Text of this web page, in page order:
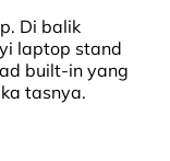
Di balik
laptop stand
built-in yang
tasnya.